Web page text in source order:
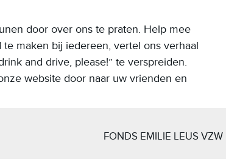
door over ons te praten. Help mee
maken bij iedereen, vertel ons verhaal
and drive, please!” te verspreiden.
website door naar uw vrienden en
FONDS EMILIE LEUS VZW